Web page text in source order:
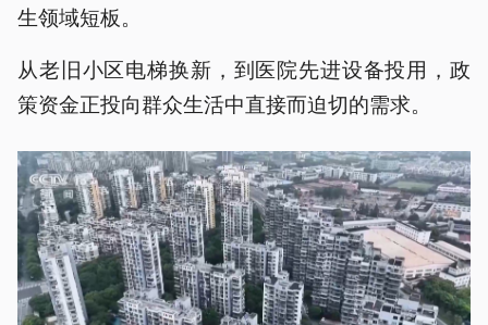
生领域短板。
从老旧小区电梯换新，到医院先进设备投用，政
策资金正投向群众生活中直接而迫切的需求。